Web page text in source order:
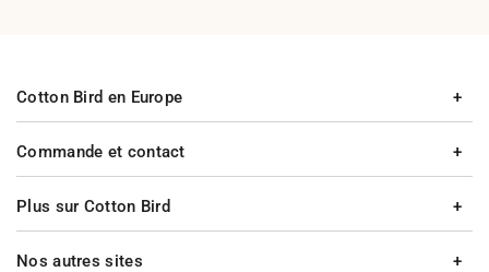
Commande et contact
Plus sur Cotton Bird
Cotton Bird en Europe
Nos autres sites